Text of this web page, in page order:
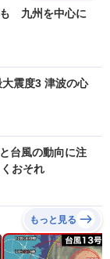
も 九州を中心に
震度3 津波の心
台風の動向に注
おそれ
もっと見る